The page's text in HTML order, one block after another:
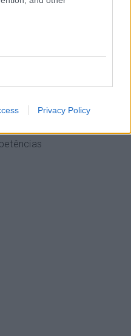
Privacy Policy